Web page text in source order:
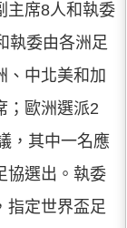
主席8人和執委
執委由各洲足
、中北美和加
；歐洲選派2
，其中一名應
協選出。執委
指定世界盃足